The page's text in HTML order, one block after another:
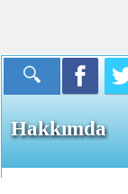
Hakkımda